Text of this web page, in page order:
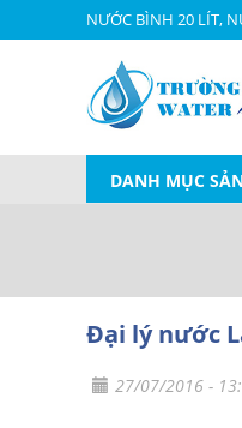
NƯỚC BÌNH 20 LÍT,
DANH MỤC
Đại lý nước
27/07/2016 -